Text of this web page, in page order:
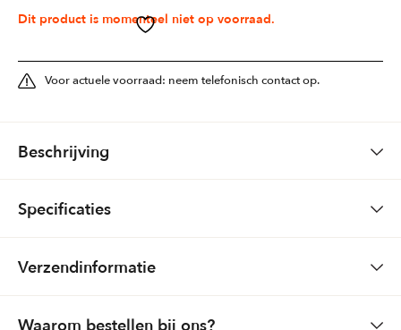
Dit product is momenteel niet op voorraad.
Voor actuele voorraad: neem telefonisch contact op.
Beschrijving
Handgeknoopt Pakistan
Specificaties
Formaat
Materiaal wol
Verzendinformatie
Waarom bestellen bij ons?